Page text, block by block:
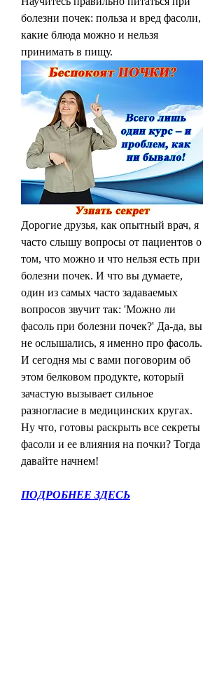
болезни почек: польза и вред фасоли,
какие блюда можно и нельзя
принимать в пищу.
Дорогие друзья, как опытный врач, я
часто слышу вопросы от пациентов о
том, что можно и что нельзя есть при
болезни почек. И что вы думаете,
один из самых часто задаваемых
вопросов звучит так: 'Можно ли
фасоль при болезни почек?' Да-да, вы
не ослышались, я именно про фасоль.
И сегодня мы с вами поговорим об
этом белковом продукте, который
зачастую вызывает сильное
разногласие в медицинских кругах.
Ну что, готовы раскрыть все секреты
фасоли и ее влияния на почки? Тогда
давайте начнем!
ПОДРОБНЕЕ ЗДЕСЬ